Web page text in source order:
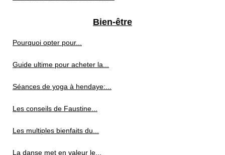
Bien-être
Pourquoi opter pour...
Guide ultime pour acheter la...
Séances de yoga à hendaye:...
Les conseils de Faustine...
Les multiples bienfaits du...
La danse met en valeur le...